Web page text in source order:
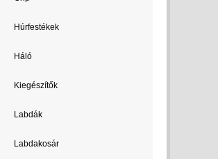
Húrfestékek
Háló
Kiegészítők
Labdák
Labdakosár